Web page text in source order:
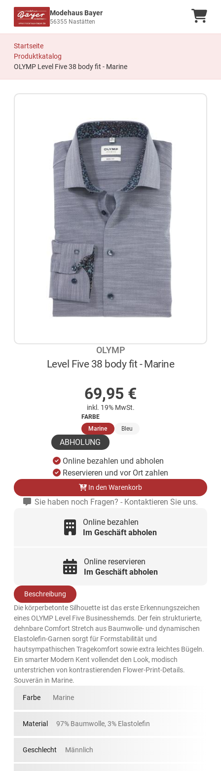
Modehaus Bayer
56355 Nastätten
Startseite
Produktkatalog
OLYMP Level Five 38 body fit - Marine
OLYMP
Level Five 38 body fit - Marine
69,95 €
inkl. 19% MwSt.
FARBE
Marine(ausgewählt)
Bleu
ABHOLUNG
Online bezahlen und abholen
Reservieren und vor Ort zahlen
In den Warenkorb
Sie haben noch Fragen? - Kontaktieren Sie uns.
Online bezahlen
Im Geschäft abholen
Online reservieren
Im Geschäft abholen
Beschreibung
Die körperbetonte Silhouette ist das erste Erkennungszeichen
eines OLYMP Level Five Businesshemds. Der fein strukturierte,
dehnbare Comfort Stretch aus Baumwolle- und dynamischen
Elastolefin-Garnen sorgt für Formstabilität und
hautsympathischen Tragekomfort sowie extra leichtes Bügeln.
Ein smarter Modern Kent vollendet den Look, modisch
unterstrichen von kontrastierenden Flower-Print-Details.
Souverän in Marine.
Farbe Marine
Material 97% Baumwolle, 3% Elastolefin
Geschlecht Männlich